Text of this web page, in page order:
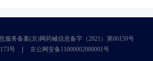
服务备案(京)网药械信息备字（2021）第00159号
号
京公网安备11000002000001号